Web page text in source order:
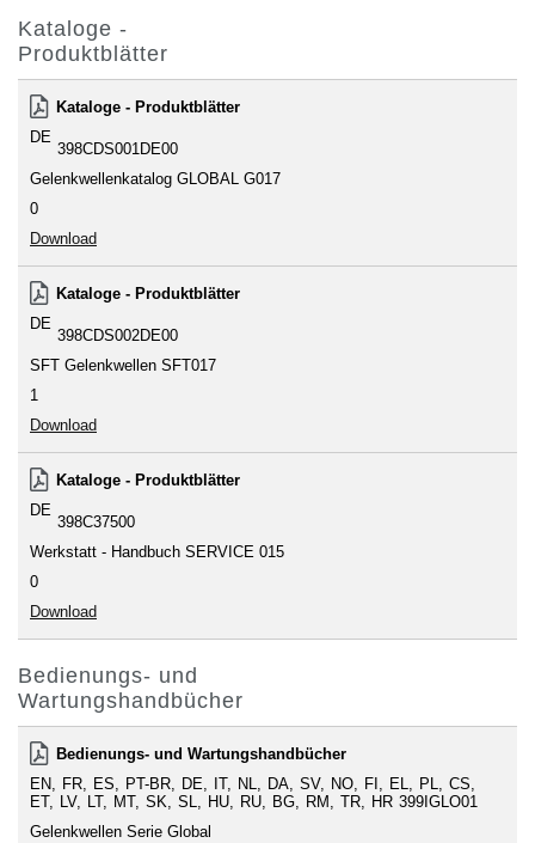
Kataloge -
Produktblätter
Kataloge - Produktblätter
DE
398CDS001DE00
Gelenkwellenkatalog GLOBAL G017
0
Download
Kataloge - Produktblätter
DE
398CDS002DE00
SFT Gelenkwellen SFT017
1
Download
Kataloge - Produktblätter
DE
398C37500
Werkstatt - Handbuch SERVICE 015
0
Download
Bedienungs- und
Wartungshandbücher
Bedienungs- und Wartungshandbücher
EN
FR ES PT-BR DE IT NL DA SV NO FI EL PL CS
ET
LV LT MT SK SL HU RU BG RM TR HR 399IGLO01
Gelenkwellen Serie Global